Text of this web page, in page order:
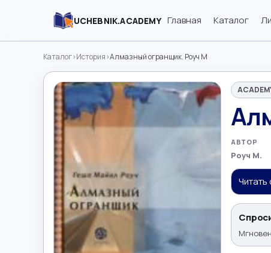
UCHEBNIK.ACADEMY Главная Каталог
Каталог›История›Алмазный огранщик. Роуч М
АВТОР
Роуч М.
Читать